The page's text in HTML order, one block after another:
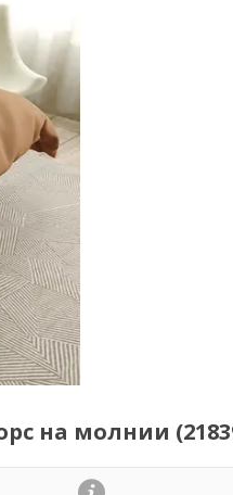
на молнии